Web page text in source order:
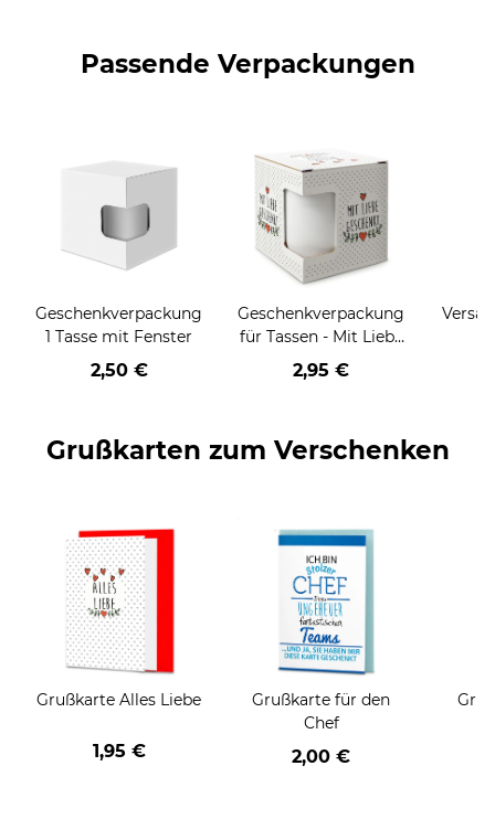
Passende Verpackungen
Geschenkverpackung
1 Tasse mit Fenster
2,50 €
Geschenkverpackung
für Tassen - Mit Liebe
geschenkt
2,95 €
Grußkarten zum Verschenken
Grußkarte Alles Liebe
1,95 €
Grußkarte für den
Chef
2,00 €